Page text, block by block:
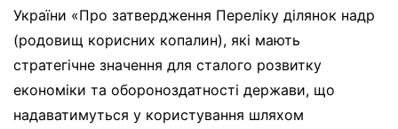
України «Про затвердження Переліку ділянок надр
(родовищ корисних копалин), які мають
стратегічне значення для сталого розвитку
економіки та обороноздатності держави, що
надаватимуться у користування шляхом